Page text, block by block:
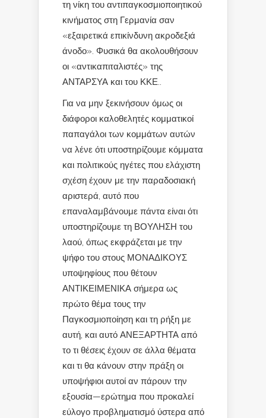
τη νίκη του αντιπαγκοσμιοποιητικού
κινήματος στη Γερμανία σαν
«εξαιρετικά επικίνδυνη ακροδεξιά
άνοδο». Φυσικά θα ακολουθήσουν
οι «αντικαπιταλιστές» της
ΑΝΤΑΡΣΥΑ και του ΚΚΕ..
Για να μην ξεκινήσουν όμως οι
διάφοροι καλοθελητές κομματικοί
παπαγάλοι των κομμάτων αυτών
να λένε ότι υποστηρίζουμε κόμματα
και πολιτικούς ηγέτες που ελάχιστη
σχέση έχουν με την παραδοσιακή
αριστερά, αυτό που
επαναλαμβάνουμε πάντα είναι ότι
υποστηρίζουμε τη ΒΟΥΛΗΣΗ του
λαού, όπως εκφράζεται με την
ψήφο του στους ΜΟΝΑΔΙΚΟΥΣ
υποψηφίους που θέτουν
ΑΝΤΙΚΕΙΜΕΝΙΚΑ σήμερα ως
πρώτο θέμα τους την
Παγκοσμιοποίηση και τη ρήξη με
αυτή, και αυτό ΑΝΕΞΑΡΤΗΤΑ από
το τι θέσεις έχουν σε άλλα θέματα
και τι θα κάνουν στην πράξη οι
υποψήφιοι αυτοί αν πάρουν την
εξουσία—ερώτημα που προκαλεί
εύλογο προβληματισμό ύστερα από